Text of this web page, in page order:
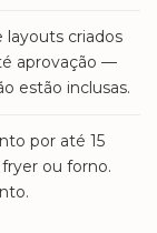
layouts criados
aprovação —
estão inclusas.
por até 15
ou forno.